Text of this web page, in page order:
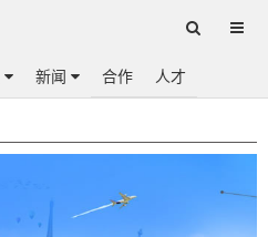
新闻 合作 人才